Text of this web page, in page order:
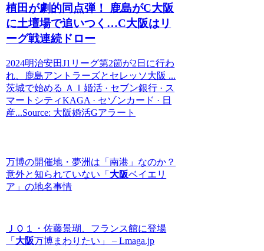
植田が劇的同点弾！ 鹿島がC大阪
に土壇場で追いつく…C大阪はリ
ーグ戦連続ドロー
2024明治安田J1リーグ第2節が2日に行わ
れ、鹿島アントラーズとセレッソ大阪 ...
茨城で始める ＡＩ婚活 · セブン銀行 · ス
マートシティKAGA · セゾンカード · 日
産...Source: 大阪婚活Gアラート
万博の開催地・夢洲は「南港」なのか？
意外と知られていない「 大阪ベイエリ
ア」の地名事情
ＪＯ１・佐藤景瑚、フランス館に登場
「 大阪万博まわりたい」 – Lmaga.jp